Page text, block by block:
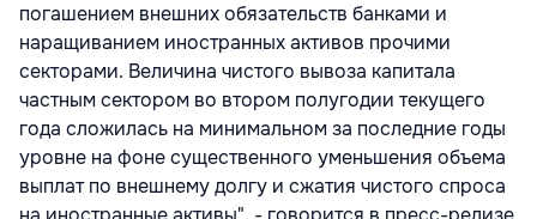
погашением внешних обязательств банками и
наращиванием иностранных активов прочими
секторами. Величина чистого вывоза капитала
частным сектором во втором полугодии текущего
года сложилась на минимальном за последние годы
уровне на фоне существенного уменьшения объема
выплат по внешнему долгу и сжатия чистого спроса